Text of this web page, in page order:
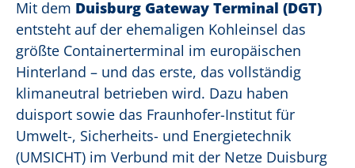
Mit dem Duisburg Gateway Terminal (DGT)
entsteht auf der ehemaligen Kohleinsel das
größte Containerterminal im europäischen
Hinterland – und das erste, das vollständig
klimaneutral betrieben wird. Dazu haben
duisport sowie das Fraunhofer-Institut für
Umwelt-, Sicherheits- und Energietechnik
(UMSICHT) im Verbund mit der Netze Duisburg